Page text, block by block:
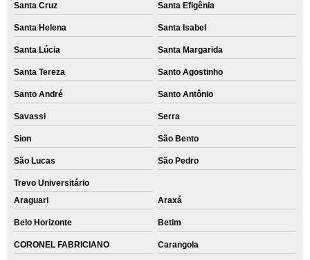
Santa Cruz Santa Efigênia
Santa Helena Santa Isabel
Santa Lúcia Santa Margarida
Santa Tereza Santo Agostinho
Santo André Santo Antônio
Savassi Serra
Sion São Bento
São Lucas São Pedro
Trevo Universitário
Araguari
Araxá
Belo Horizonte Betim
CORONEL FABRICIANO Carangola